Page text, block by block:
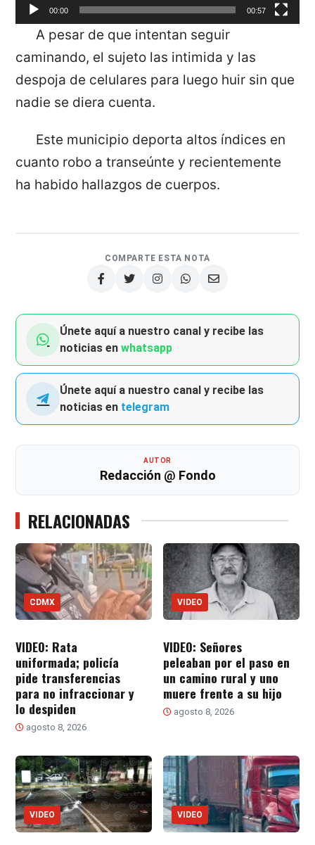
00:00 00:57
A pesar de que intentan seguir
caminando, el sujeto las intimida y las
despoja de celulares para luego huir sin que
nadie se diera cuenta.
Este municipio deporta altos índices en
cuanto robo a transeúnte y recientemente
ha habido hallazgos de cuerpos.
COMPARTE ESTA NOTA
Únete aquí a nuestro canal y recibe las
noticias enwhatsapp
Únete aquí a nuestro canal y recibe las
noticias en telegram
AUTOR
Redacción @ Fondo
RELACIONADAS
CDMX
VIDEO: Rata
uniformada; policía
pide transferencias
para no infraccionar y
lo despiden
agosto 8, 2026
VIDEO
VIDEO: Señores
peleaban por el paso en
un camino rural y uno
muere frente a su hijo
agosto 8, 2026
VIDEO VIDEO